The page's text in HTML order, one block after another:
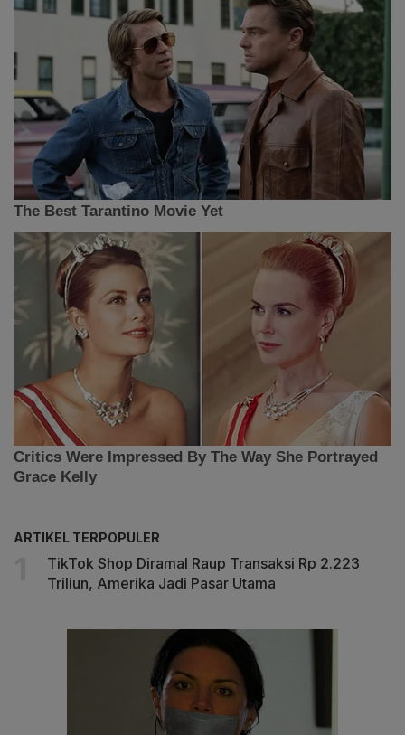
ARTIKEL TERPOPULER
TikTok Shop Diramal Raup Transaksi Rp 2.223
Triliun, Amerika Jadi Pasar Utama